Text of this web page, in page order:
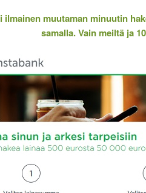
ilmainen muutaman minuutin
samalla. Vain meiltä ja